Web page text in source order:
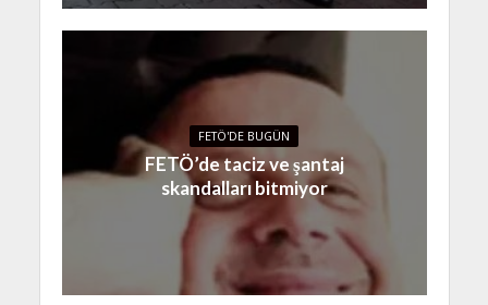
FETÖ'DE BUGÜN
FETÖ’de taciz ve şantaj
skandalları bitmiyor